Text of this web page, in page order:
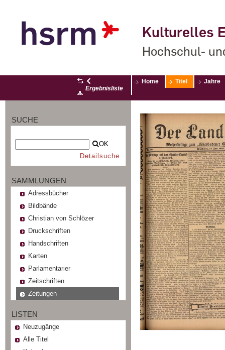
Kulturelles
Hochschul-
Ergebnisliste
Home Titel Jahre
SUCHE
OK
Detailsuche
SAMMLUNGEN
Adressbücher
Bildbände
Christian von Schlözer
Druckschriften
Handschriften
Karten
Parlamentarier
Zeitschriften
Zeitungen
LISTEN
Neuzugänge
Alle Titel